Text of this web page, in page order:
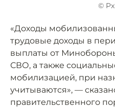
©
«Доходы
трудовые доходы в
выплаты от
СВО, а также
мобилизацией, при
учитываются», —
правительственного